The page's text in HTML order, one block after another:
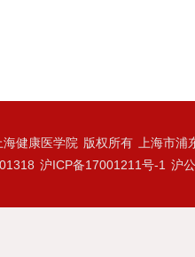
海健康医学院 版权所有
上海市
沪ICP备17001211号-1 沪